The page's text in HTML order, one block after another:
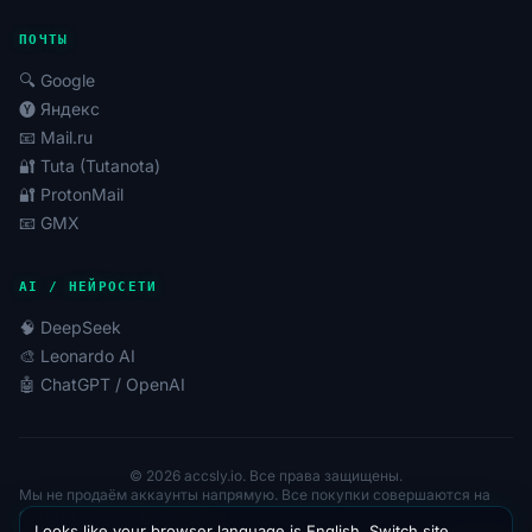
ПОЧТЫ
🔍 Google
🅨 Яндекс
📧 Mail.ru
🔐 Tuta (Tutanota)
🔐 ProtonMail
📧 GMX
AI / НЕЙРОСЕТИ
🧠 DeepSeek
🎨 Leonardo AI
🤖 ChatGPT / OpenAI
© 2026 accsly.io. Все права защищены.
Мы не продаём аккаунты напрямую. Все покупки совершаются на
сайтах магазинов-партнёров.